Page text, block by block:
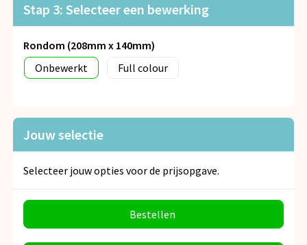
Stap 3: Selecteer een bewerking
Rondom (208mm x 140mm)
Onbewerkt
Full colour
Jouw selectie
Selecteer jouw opties voor de prijsopgave.
Bestellen